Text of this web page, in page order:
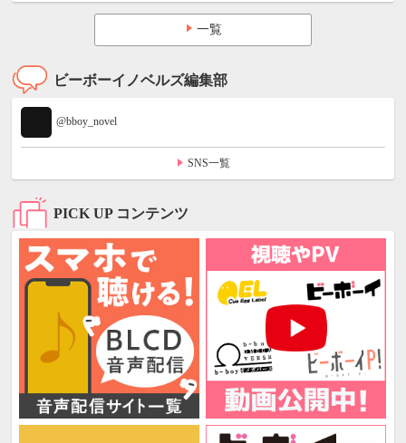
一覧
ビーボーイノベルズ編集部
@bboy_novel
SNS一覧
PICK UP コンテンツ